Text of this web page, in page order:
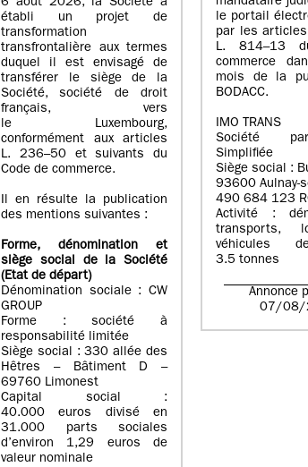
6 août 2026, la Société a
établi un projet de
transformation
transfrontalière aux termes
duquel il est envisagé de
transférer le siège de la
Société, société de droit
français, vers
le Luxembourg,
conformément aux articles
L. 236–50 et suivants du
Code de commerce.
Il en résulte la publication
des mentions suivantes :
Forme, dénomination et
siège social de la Société
(Etatde départ)
Dénomination sociale : CW
GROUP
Forme : société à
responsabilité limitée
Siège social : 330 allée des
Hêtres – Bâtiment D –
69760 Limonest
Capital social :
40.000 euros divisé en
31.000 parts sociales
d’environ 1,29 euros de
valeur nominale
le portail
par les
L. 814–13
commerce
mois de la
BODACC.
IMO TRANS
Société
Simplifiée
Siège social :
93600 Aulnay-
490 684 123
Activité :
transports,
3.5 tonnes
Annonce
07/08/